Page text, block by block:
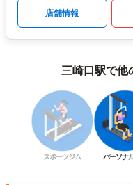
店舗情報
三崎口駅で他
スポーツジム パーソナ